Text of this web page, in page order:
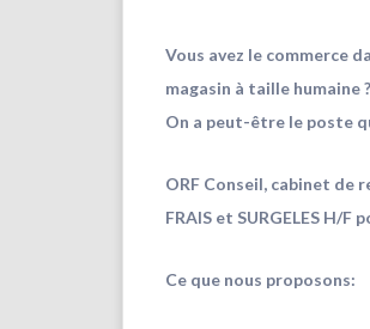
Vous avez le commerce
magasin à taille humaine ?
On a peut-être le poste
ORF Conseil, cabinet de
FRAIS et SURGELES H/
Ce que nous proposons: